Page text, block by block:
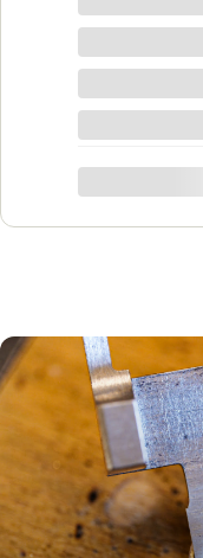
jest piękna!
tego
zrobić w
był to dla
trafiłam w
Katarzyna